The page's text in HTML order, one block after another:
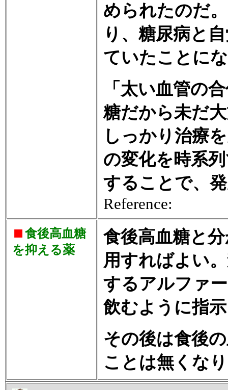
められたのだ
り、糖尿病と
ていたことに
「太い血管の
糖だから未だ
しっかり治療
の変化を時系
することで、
Reference:
食後高血糖
を抑える薬
食後高血糖と
用すればよい
するアルファ
飲むように指
その後は食後
ことは無くな